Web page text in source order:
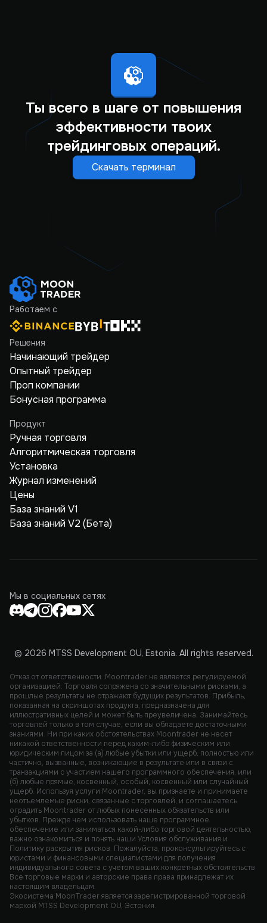
Ты всего в шаге от повышения
эффективности твоих
трейдинговых операций.
Скачать терминал
Работаем с
Решения
Начинающий трейдер
Опытный трейдер
Проп компании
Бонусная программа
Продукт
Ручная торговля
Алгоритмическая торговля
Установка
Журнал изменений
Цены
База знаний V1
База знаний V2 (Бета)
Мы в социальных сетях
© 2026 MTSS Development OU, Estonia. All rights reserved.
Отказ от ответственности: Moontrader не является регулируемой
организацией. Торговля сопряжена со значительными рисками, а
прошлые результаты не отражают будущих результатов. Прибыль,
показанная на скриншотах продукта, предназначена для
иллюстративных целей и может быть преувеличена. Занимайтесь
торговлей только в том случае, если вы обладаете достаточными
знаниями. Ни при каких обстоятельствах Moontrader не несет
никакой ответственности перед каким-либо физическим или
юридическим лицом за (а) любые убытки или ущерб, полностью или
частично, вызванные, возникающие в результате или в связи с
транзакциями с участием нашего программного обеспечения, или
(б) любые прямые, косвенный, особый, косвенный или случайный
ущерб. Используя услуги Moontrader, вы признаете и принимаете
неотъемлемые риски, связанные с торговлей, и соглашаетесь
оградить Moontrader от любых понесенных обязательств или
убытков. Прежде чем использовать наше программное
обеспечение или заниматься какой-либо торговой деятельностью,
важно ознакомиться и понять наши Условия обслуживания и
Политику раскрытия рисков. Пожалуйста, проконсультируйтесь с
юристами и финансовыми специалистами для получения
индивидуального совета с учетом ваших конкретных обстоятельств.
Все торговые марки и авторские права права принадлежат их
настоящим владельцам.
Экосистема MoonTrader является зарегистрированной торговой
маркой MTSS Development OU, Эстония.